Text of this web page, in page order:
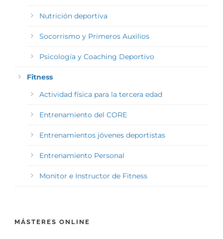
Nutrición deportiva
Socorrismo y Primeros Auxilios
Psicología y Coaching Deportivo
Fitness
Actividad física para la tercera edad
Entrenamiento del CORE
Entrenamientos jóvenes deportistas
Entrenamiento Personal
Monitor e Instructor de Fitness
MÁSTERES ONLINE